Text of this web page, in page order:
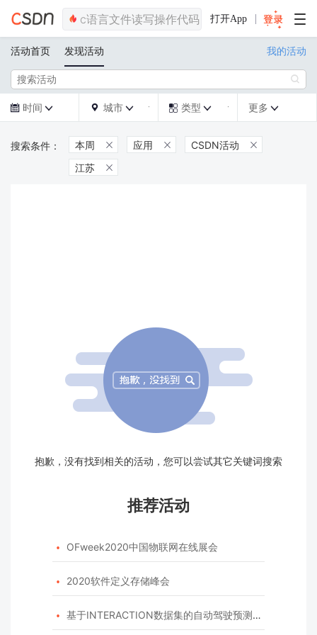
打开App
活动首页 发现活动 我的活动

 时间   城市   类型  更多 
本周  应用  CSDN活动 
江苏 
抱歉，没有找到相关的活动，您可以尝试其它关键词搜索
推荐活动
 OFweek2020中国物联网在线展会
 2020软件定义存储峰会
 基于INTERACTION数据集的自动驾驶预测模型挑战赛